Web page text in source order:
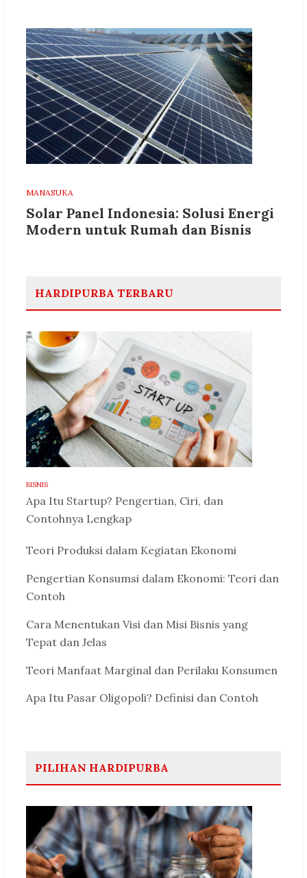
MANASUKA
Solar Panel Indonesia: Solusi Energi
Modern untuk Rumah dan Bisnis
HARDIPURBA TERBARU
BISNIS
Apa Itu Startup? Pengertian, Ciri, dan
Contohnya Lengkap
Teori Produksi dalam Kegiatan Ekonomi
Pengertian Konsumsi dalam Ekonomi: Teori dan
Contoh
Cara Menentukan Visi dan Misi Bisnis yang
Tepat dan Jelas
Teori Manfaat Marginal dan Perilaku Konsumen
Apa Itu Pasar Oligopoli? Definisi dan Contoh
PILIHAN HARDIPURBA